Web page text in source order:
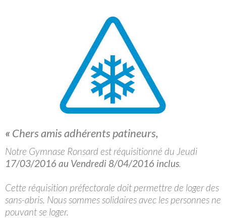
« Chers amis adhérents patineurs,
Notre Gymnase Ronsard est réquisitionné du Jeudi
17/03/2016 au Vendredi 8/04/2016 inclus.
Cette réquisition préfectorale doit permettre de loger des
sans-abris. Nous sommes solidaires avec les personnes ne
pouvant se loger.